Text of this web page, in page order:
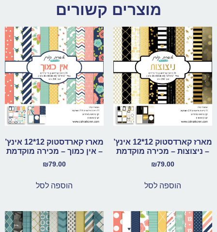
מוצרים קשורים
מארז קארדסטוק 12*12 אינץ’
– ניצוצות – מכירה מוקדמת
₪79.00
הוספה לסל
מארז קארדסטוק 12*12 אינץ’
– אין כמוך – מכירה מוקדמת
₪79.00
הוספה לסל